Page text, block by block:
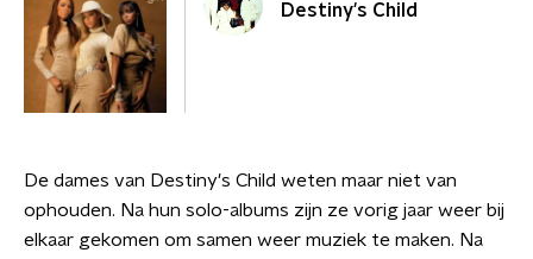
Destiny's Child
De dames van Destiny's Child weten maar niet van
ophouden. Na hun solo-albums zijn ze vorig jaar weer bij
elkaar gekomen om samen weer muziek te maken. Na